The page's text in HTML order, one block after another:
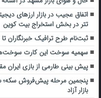
تتر در بخش استخراج بیت کوین
ثبت‌نام طرح ترافیک خبرنگاران تا ۱۵ اردیبهشت‌ماه تمدید شد
سهمیه سوخت این کارت
پیش بینی طارمی از بازی ایران
بازار آزاد